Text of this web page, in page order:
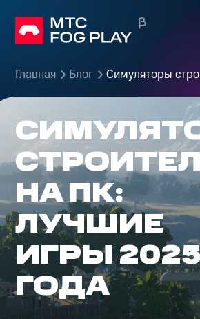
Главная Блог
НА ПК:
ЛУЧШИЕ
ИГРЫ
ГОДА